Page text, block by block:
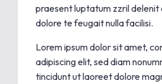
praesent luptatum zzril delenit
dolore te feugait nulla facilisi.
Lorem ipsum dolor sit amet,
adipiscing elit, sed diam
tincidunt ut laoreet dolore